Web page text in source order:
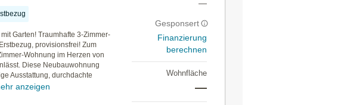
Garten! Traumhafte 3-Zimmer-
provisionsfrei! Zum
Wohnung im Herzen von
Diese Neubauwohnung
Ausstattung, durchdachte
anzeigen
—
Gesponsert
Finanzierung
berechnen
Wohnfläche
—